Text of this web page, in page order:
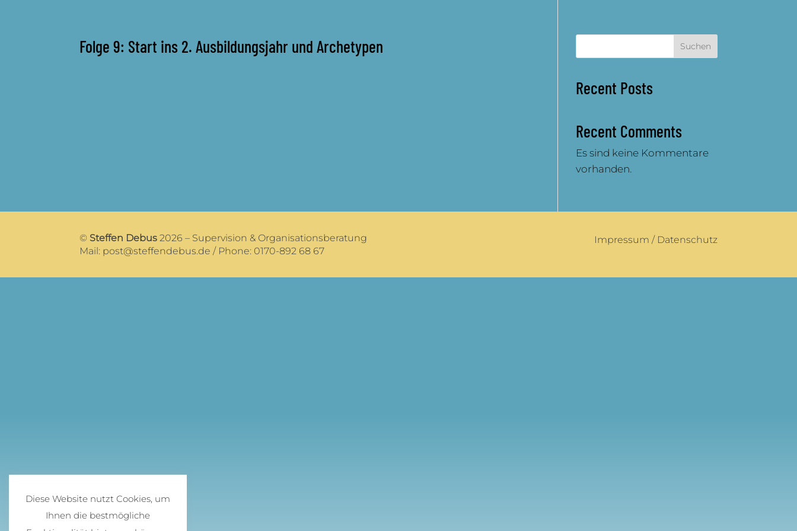
Folge 9: Start ins 2. Ausbildungsjahr und Archetypen Suchen
Recent Posts
Recent Comments
Es sind keine Kommentare
vorhanden.
© Steffen Debus 2026 – Supervision & Organisationsberatung
Mail: post@steffendebus.de / Phone: 0170-892 68 67
Impressum / Datenschutz
Diese Website nutzt Cookies, um
Ihnen die bestmögliche